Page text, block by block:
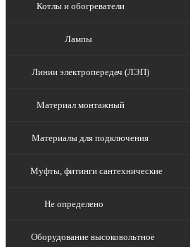
Котлы и обогреватели
Лампы
Линии электропередач (ЛЭП)
Материал монтажный
Материалы для подключения
Муфты, фитинги сантехнические
Не определено
Оборудование высоковольтное